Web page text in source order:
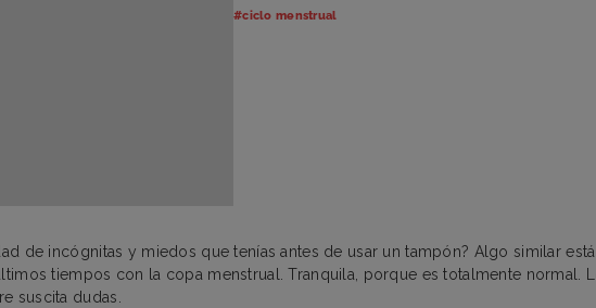
#ciclo menstrual
de incógnitas y miedos que tenías antes de usar un tampón? Algo similar está
tiempos con la copa menstrual. Tranquila, porque es totalmente normal.
suscita dudas.